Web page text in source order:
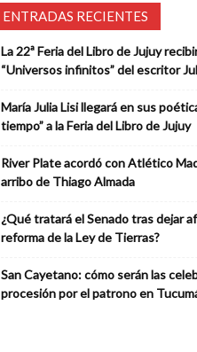
ENTRADAS RECIENTES
La 22ª Feria del Libro de Jujuy
“Universos infinitos” del escritor
María Julia Lisi llegará en sus
tiempo” a la Feria del Libro de Jujuy
River Plate acordó con Atlético
arribo de Thiago Almada
¿Qué tratará el Senado tras dejar
reforma de la Ley de Tierras?
San Cayetano: cómo serán las
procesión por el patrono en